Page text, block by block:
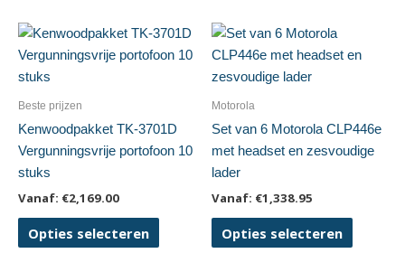
Deze
optie
op
de
productpagina
Beste prijzen
Kenwoodpakket TK-3701D
Vergunningsvrije portofoon 10
stuks
Vanaf: €2,169.00
Opties selecteren
Dit
product
Motorola
Set van 6 Motorola CLP446e
met headset en zesvoudige
lader
Vanaf: €1,338.95
Opties selecteren
Dit
product